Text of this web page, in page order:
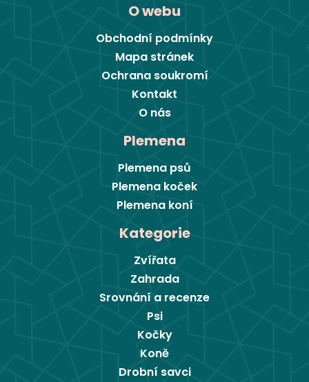
O webu
Obchodní podmínky
Mapa stránek
Ochrana soukromí
Kontakt
O nás
Plemena
Plemena psů
Plemena koček
Plemena koní
Kategorie
Zvířata
Zahrada
Srovnání a recenze
Psi
Kočky
Koně
Drobní savci